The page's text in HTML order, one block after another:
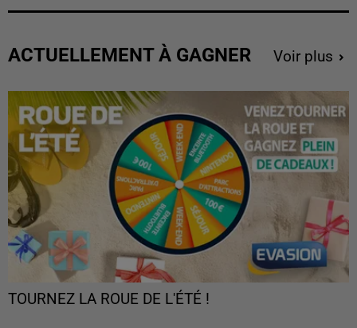
ACTUELLEMENT À GAGNER Voir plus
TOURNEZ LA ROUE DE L'ÉTÉ !